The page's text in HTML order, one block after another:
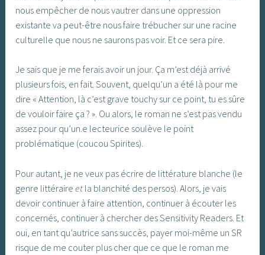
nous empêcher de nous vautrer dans une oppression
existante va peut-être nous faire trébucher sur une racine
culturelle que nous ne saurons pas voir. Et ce sera pire.
Je sais que je me ferais avoir un jour. Ça m’est déjà arrivé
plusieurs fois, en fait. Souvent, quelqu’un a été là pour me
dire « Attention, là c’est grave touchy sur ce point, tu es sûre
de vouloir faire ça ? ». Ou alors, le roman ne s’est pas vendu
assez pour qu’un.e lecteurice soulève le point
problématique (coucou Spirites).
Pour autant, je ne veux pas écrire de littérature blanche (le
genre littéraireet la blanchité des persos). Alors, je vais
devoir continuer à faire attention, continuer à écouter les
concernés, continuer à chercher des Sensitivity Readers. Et
oui, en tant qu’autrice sans succès, payer moi-même un SR
risque de me couter plus cher que ce que le roman me